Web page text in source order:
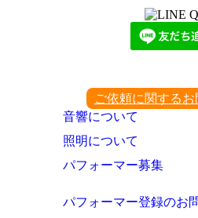
ご依頼に関する
音響について
照明について
パフォーマー募集
パフォーマー登録のお